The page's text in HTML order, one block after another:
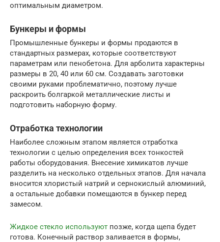
оптимальным диаметром.
Бункеры и формы
Промышленные бункеры и формы продаются в
стандартных размерах, которые соответствуют
параметрам или пенобетона. Для арболита характерны
размеры в 20, 40 или 60 см. Создавать заготовки
своими руками проблематично, поэтому лучше
раскроить болгаркой металлические листы и
подготовить наборную форму.
Отработка технологии
Наиболее сложным этапом является отработка
технологии с целью определения всех тонкостей
работы оборудования. Внесение химикатов лучше
разделить на несколько отдельных этапов. Для начала
вносится хлористый натрий и сернокислый алюминий,
а остальные добавки помещаются в бункер перед
замесом.
Жидкое стекло используют позже, когда щепа будет
готова. Конечный раствор заливается в формы,